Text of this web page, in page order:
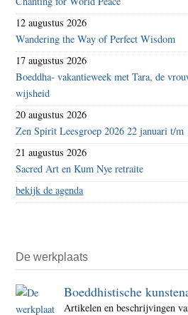
12 augustus 2026
Wandering the Way of Perfect Wisdom
17 augustus 2026
Boeddha- vakantieweek met Tara, de
wijsheid
20 augustus 2026
Zen Spirit Leesgroep 2026 22 januari t/m
21 augustus 2026
Sacred Art en Kum Nye retraite
bekijk de agenda
De werkplaats
Boeddhistische
Artikelen en beschrijvingen